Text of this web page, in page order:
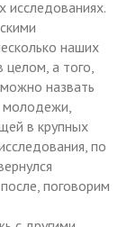
исследованиях.
наших
а того,
назвать
молодежи,
в крупных
по
поговорим